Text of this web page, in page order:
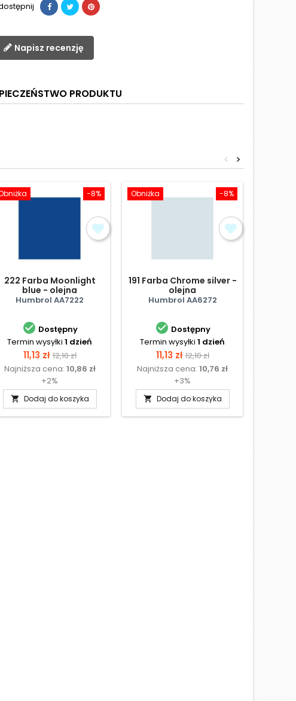
Napisz recenzję
PRODUKTU
>
<
-8%
222 Farba Moonlight
blue - olejna
Humbrol AA7222
 Dostępny
Termin wysyłki 1 dzień
Cena
11,13 zł Cena
podstawowa
12,10 zł
Najniższa cena: 10,86 zł
+2%
 Dodaj do koszyka
-8%
Obniżka
191 Farba Chrome silver -
olejna
Humbrol AA6272
 Dostępny
Termin wysyłki 1 dzień
Cena
11,13 zł Cena
podstawowa
12,10 zł
Najniższa cena: 10,76 zł
+3%
 Dodaj do koszyka